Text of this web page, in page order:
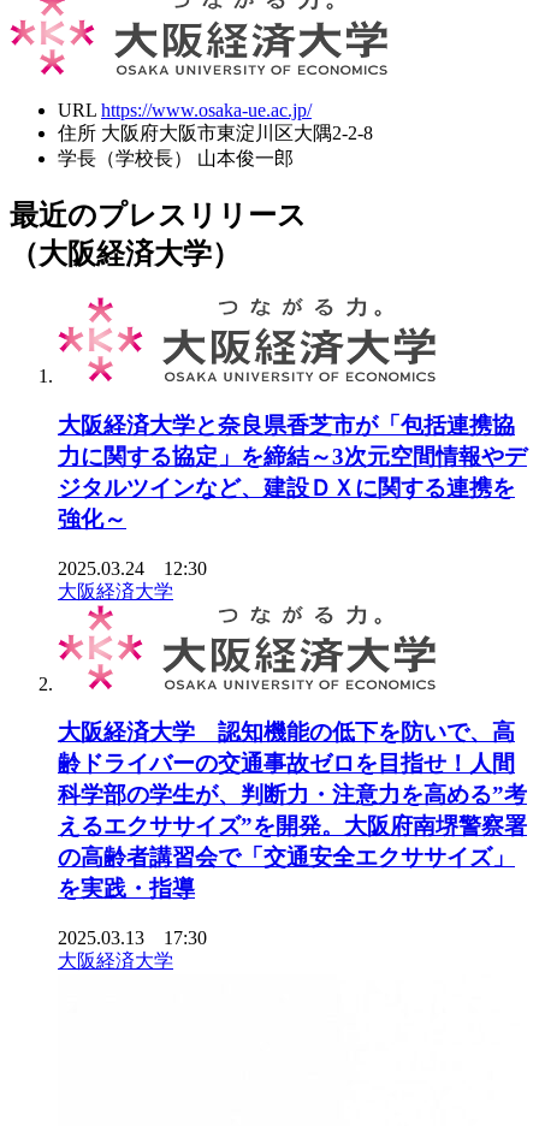
URL https://www.osaka-ue.ac.jp/
住所 大阪府大阪市東淀川区大隅2-2-8
学長（学校長）
山本俊一郎
最近のプレスリリース
（大阪経済大学）
大阪経済大学と奈良県香芝市が「包括連携協
力に関する協定」を締結～3次元空間情報やデ
ジタルツインなど、建設ＤＸに関する連携を
強化～
2025.03.24 12:30
大阪経済大学
大阪経済大学 認知機能の低下を防いで、高
齢ドライバーの交通事故ゼロを目指せ！人間
科学部の学生が、判断力・注意力を高める”考
えるエクササイズ”を開発。大阪府南堺警察署
の高齢者講習会で「交通安全エクササイズ」
を実践・指導
2025.03.13 17:30
大阪経済大学